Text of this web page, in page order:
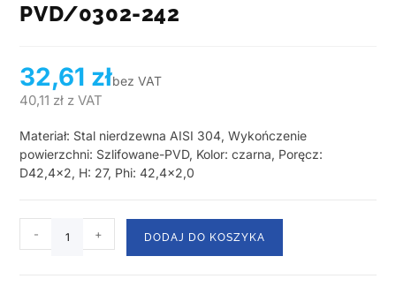
PVD/0302-242
32,61 złbez VAT
40,11 zł z VAT
Materiał: Stal nierdzewna AISI 304, Wykończenie
powierzchni: Szlifowane-PVD, Kolor: czarna, Poręcz:
D42,4×2, H: 27, Phi: 42,4×2,0
- + DODAJ DO KOSZYKA